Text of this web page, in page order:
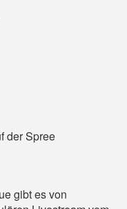
der Spree
gibt es von